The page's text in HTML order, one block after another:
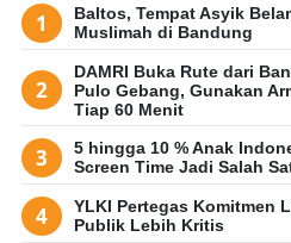
Baltos, Tempat Asyik
Muslimah di Bandung
DAMRI Buka Rute dari
Pulo Gebang, Gunakan
Tiap 60 Menit
5 hingga 10 % Anak
Screen Time Jadi Salah
YLKI Pertegas Komitmen
Publik Lebih Kritis